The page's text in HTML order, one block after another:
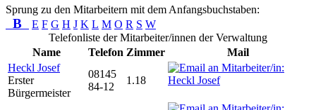
Sprung zu den Mitarbeitern mit dem Anfangsbuchstaben:
B E F G H J K L M O R S W
Telefonliste der Mitarbeiter/innen der Verwaltung
Name
Telefon Zimmer
Mail
Heckl Josef
Erster
Bürgermeister
08145
84-12
1.18